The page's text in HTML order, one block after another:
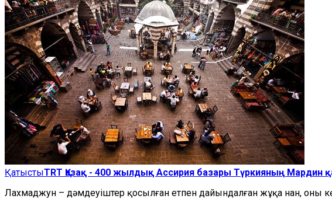
ҚатыстыTRT Қазақ - 400 жылдық Ассирия базары Түркияның Мардин
Лахмаджун – дәмдеуіштер қосылған етпен дайындалған жұқа нан, оны